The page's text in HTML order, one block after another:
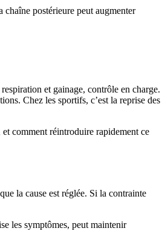
chaîne postérieure peut augmenter
et gainage, contrôle en charge.
Chez les sportifs, c’est la reprise des
comment réintroduire rapidement ce
la cause est réglée. Si la contrainte
les symptômes, peut maintenir